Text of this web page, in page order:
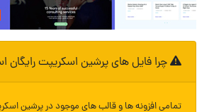
چرا فایل های پرشین اسکریپت رایگان
تمامی افزونه ها و قالب های موجود در پرشین